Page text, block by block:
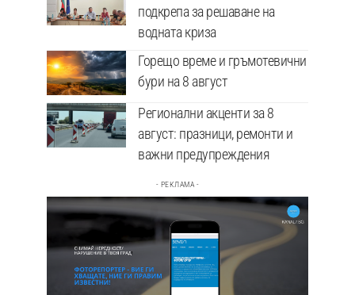
подкрепа за решаване на
водната криза
Горещо време и гръмотевични
бури на 8 август
Регионални акценти за 8
август: празници, ремонти и
важни предупреждения
- РЕКЛАМА -